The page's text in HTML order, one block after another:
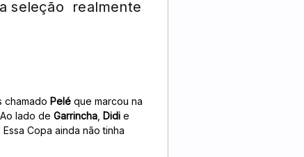
seleção realmente
chamado Pelé que marcou na
lado de Garrincha Didi e
Copa ainda não tinha